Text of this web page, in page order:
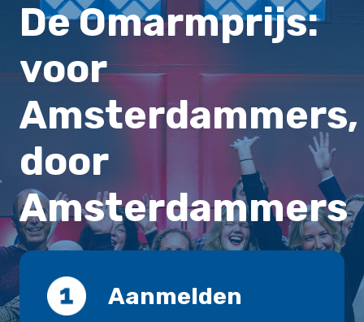
De Omarmprijs:
voor
Amsterdammers,
door
Amsterdammers
Aanmelden